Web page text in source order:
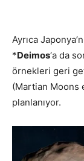
Ayrıca
*Deimos‘a da
örnekleri geri
(Martian Moons
planlanıyor.